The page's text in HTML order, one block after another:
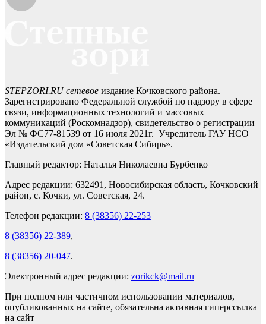
STEPZORI.RU сетевое издание Кочковского района.
Зарегистрировано Федеральной службой по надзору в сфере
связи, информационных технологий и массовых
коммуникаций (Роскомнадзор), свидетельство о регистрации
Эл № ФС77-81539 от 16 июля 2021г. Учредитель ГАУ НСО
«Издательский дом «Советская Сибирь».
Главный редактор: Наталья Николаевна Бурбенко
Адрес редакции: 632491, Новосибирская область, Кочковский
район, с. Кочки, ул. Советская, 24.
Телефон редакции: 8 (38356) 22-253
8 (38356) 22-389,
8 (38356) 20-047.
Электронный адрес редакции: zorikck@mail.ru
При полном или частичном использовании материалов,
опубликованных на сайте, обязательна активная гиперссылка
на сайт